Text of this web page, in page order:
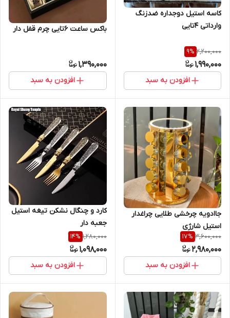
کاسه استیل دوجداره ضدزنگ
وارداتی ۴تایی
2,200,000
9%
1,990,000
افزودن به سبد
باکس ساعت ۶تایی چرم قفل دار
1,390,000
افزودن به سبد
جاادویه چرخشی طلایی چراغدار
استیل شارژی
3,600,000
17%
2,980,000
افزودن به سبد
کارد و چنگال نشکن تیغه استیل
جعبه دار
1,280,000
14%
1,098,000
افزودن به سبد